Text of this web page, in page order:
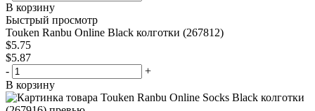
В корзину
Быстрый просмотр
Touken Ranbu Online Black колготки (267812)
$5.75
$5.87
-
+
В корзину